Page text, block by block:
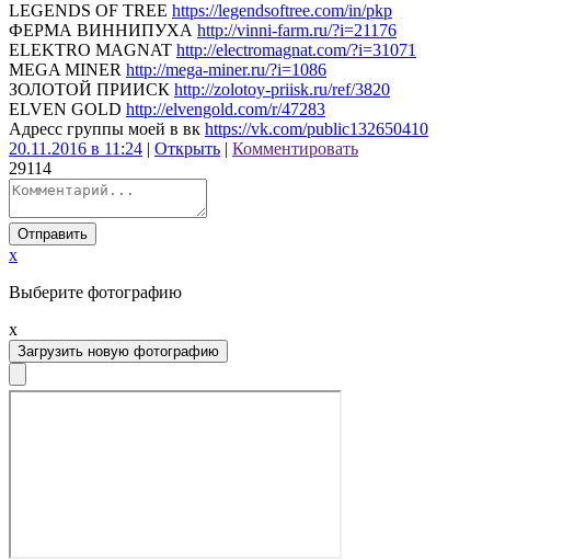
LEGENDS OF TREE https://legendsoftree.com/in/pkp
ФЕРМА ВИННИПУХА http://vinni-farm.ru/?i=21176
ELEKTRO MAGNAT http://electromagnat.com/?i=31071
MEGA MINER http://mega-miner.ru/?i=1086
ЗОЛОТОЙ ПРИИСК http://zolotoy-priisk.ru/ref/3820
ELVEN GOLD http://elvengold.com/r/47283
Адресс группы моей в вк https://vk.com/public132650410
20.11.2016 в 11:24 | Открыть | Комментировать
29114
Отправить
x
Выберите фотографию
x
Загрузить новую фотографию